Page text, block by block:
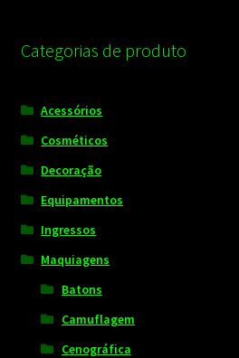
Categorias de produto
Acessórios
Cosméticos
Decoração
Equipamentos
Ingressos
Maquiagens
Batons
Camuflagem
Cenográfica